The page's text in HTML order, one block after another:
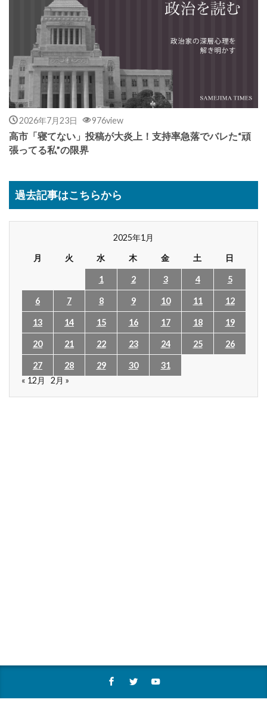
2026年7月23日 976view
高市「寝てない」投稿が大炎上！支持率急落でバレた“頑
張ってる私”の限界
過去記事はこちらから
2025年1月
月
火 水 木 金 土 日
1 2 3 4 5
6 7 8 9 10 11 12
13 14 15 16 17 18 19
20 21 22 23 24 25 26
27 28 29 30
31
« 12月
2月 »